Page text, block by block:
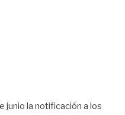
junio la notificación a los